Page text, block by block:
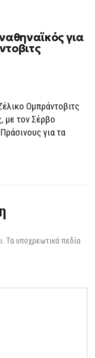
για
Ομπράντοβιτς
με τον Σέρβο
για τα
Τα υποχρεωτικά πεδία